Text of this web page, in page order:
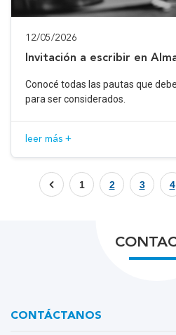
12/05/2026
Invitación a escribir en
Conocé todas las pautas que
para ser considerados.
leer más +
1 2 3 4
CONTÁCTANOS